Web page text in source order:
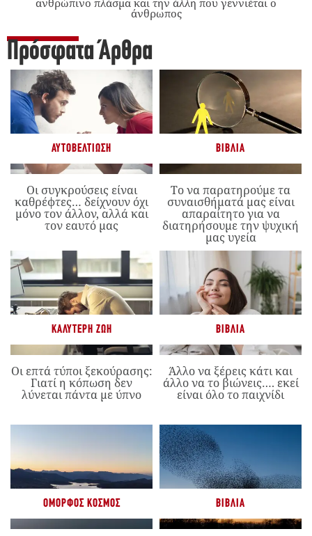
ανθρώπινο πλάσμα και την άλλη που γεννιέται ο
άνθρωπος
Πρόσφατα Άρθρα
ΑΥΤΟΒΕΛΤΊΩΣΗ
Οι συγκρούσεις είναι
καθρέφτες… δείχνουν όχι
μόνο τον άλλον, αλλά και
τον εαυτό μας
ΒΙΒΛΊΑ
Το να παρατηρούμε τα
συναισθήματά μας είναι
απαραίτητο για να
διατηρήσουμε την ψυχική
μας υγεία
ΚΑΛΎΤΕΡΗ ΖΩΉ
Οι επτά τύποι ξεκούρασης:
Γιατί η κόπωση δεν
λύνεται πάντα με ύπνο
ΒΙΒΛΊΑ
Άλλο να ξέρεις κάτι και
άλλο να το βιώνεις…. εκεί
είναι όλο το παιχνίδι
ΌΜΟΡΦΟΣ ΚΌΣΜΟΣ ΒΙΒΛΊΑ